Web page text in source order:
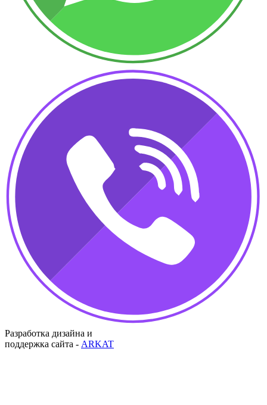
Разработка дизайна и
поддержка сайта - ARKAT